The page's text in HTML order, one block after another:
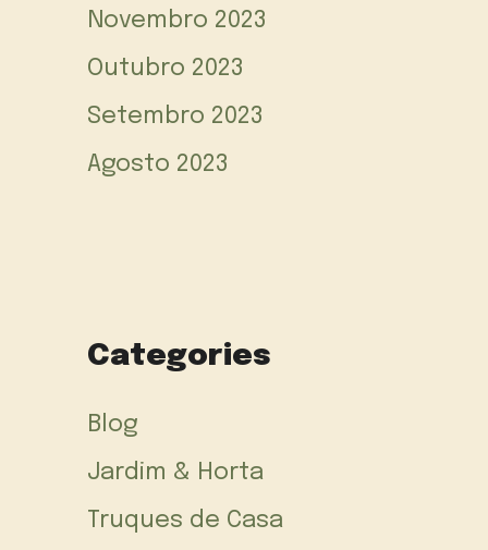
Novembro 2023
Outubro 2023
Setembro 2023
Agosto 2023
Categories
Blog
Jardim & Horta
Truques de Casa